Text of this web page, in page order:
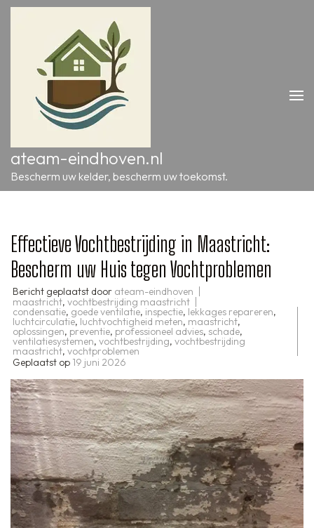
Ga
ateam-eindhoven.nl
Bescherm uw kelder, bescherm uw toekomst.
Effectieve Vochtbestrijding in Maastricht:
Bescherm uw Huis tegen Vochtproblemen
Bericht geplaatst door ateam-eindhoven
maastricht, vochtbestrijding maastricht
condensatie, goede ventilatie, inspectie, lekkages repareren,
luchtcirculatie, luchtvochtigheid meten, maastricht,
oplossingen, preventie, professioneel advies, schade,
ventilatiesystemen, vochtbestrijding, vochtbestrijding
maastricht, vochtproblemen
Geplaatst op 19 juni 2026